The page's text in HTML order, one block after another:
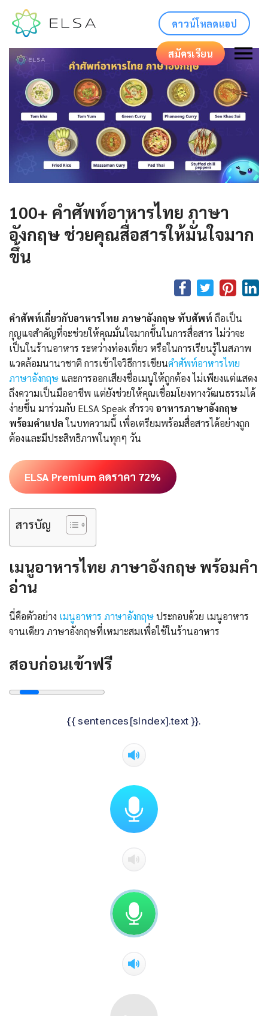
ดาวน์โหลดแอป
สมัครเรียน
100+ คําศัพท์อาหารไทย ภาษา
อังกฤษ ช่วยคุณสื่อสารให้มั่นใจมาก
ขึ้น
คำศัพท์เกี่ยวกับอาหารไทย ภาษาอังกฤษ ทับศัพท์ ถือเป็น
กุญแจสำคัญที่จะช่วยให้คุณมั่นใจมากขึ้นในการสื่อสาร ไม่ว่าจะ
เป็นในร้านอาหาร ระหว่างท่องเที่ยว หรือในการเรียนรู้ในสภาพ
แวดล้อมนานาชาติ การเข้าใจวิธีการเขียนคําศัพท์อาหารไทย
ภาษาอังกฤษ และการออกเสียงชื่อเมนูให้ถูกต้อง ไม่เพียงแต่แสดง
ถึงความเป็นมืออาชีพ แต่ยังช่วยให้คุณเชื่อมโยงทางวัฒนธรรมได้
ง่ายขึ้น มาร่วมกับ ELSA Speak สำรวจ อาหารภาษาอังกฤษ
พร้อมคำแปลในบทความนี้ เพื่อเตรียมพร้อมสื่อสารได้อย่างถูก
ต้องและมีประสิทธิภาพในทุกๆ วัน
ELSA Premium ลดราคา 72%
สารบัญ
เมนูอาหารไทย ภาษาอังกฤษ พร้อมคํา
อ่าน
นี่คือตัวอย่าง เมนูอาหาร ภาษาอังกฤษประกอบด้วย เมนูอาหาร
จานเดียว ภาษาอังกฤษที่เหมาะสมเพื่อใช้ในร้านอาหาร
สอบก่อนเข้าฟรี
{{ sentences[sIndex].text }}.